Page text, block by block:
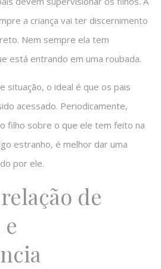
a criança vai ter discernimento
Nem sempre ela tem
está entrando em uma roubada.
situação, o ideal é que os pais
acessado. Periodicamente,
filho sobre o que ele tem feito na
estranho, é melhor dar uma
por ele.
de